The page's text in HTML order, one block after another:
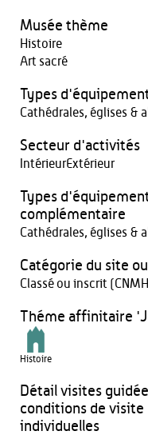
Musée thème
Histoire
Art sacré
Types
Cathédrales, églises &
Secteur d'activités
IntérieurExtérieur
Types
complémentaire
Cathédrales, églises &
Catégorie du site
Classé ou inscrit
Théme affinitaire
Histoire
Détail visites
conditions de visite
individuelles